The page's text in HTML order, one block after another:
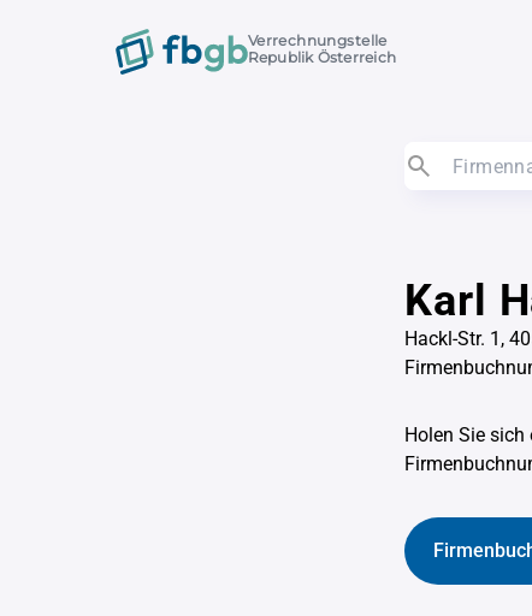
Verrechnungstelle
Republik Österreich
Karl
Hackl-Str. 1,
Holen Sie